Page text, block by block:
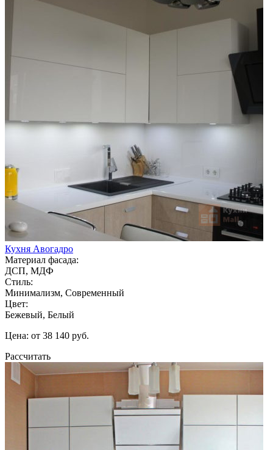
Кухня Авогадро
Материал фасада:
ДСП, МДФ
Стиль:
Минимализм, Современный
Цвет:
Бежевый, Белый
Цена: от 38 140 руб.
Рассчитать